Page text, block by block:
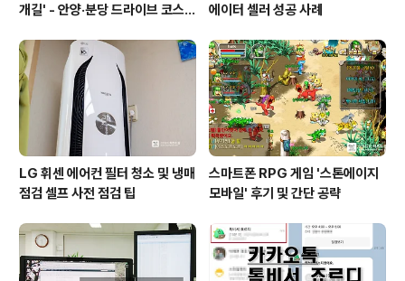
개길' - 안양·분당 드라이브 코스
에이터 셀러 성공 사례
LG 휘센 에어컨 필터 청소 및 냉매
점검 셀프 사전 점검 팁
스마트폰 RPG 게임 '스톤에이지
모바일' 후기 및 간단 공략